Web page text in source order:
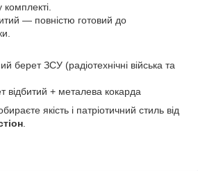
— повністю готовий до
ЗСУ (радіотехнічні війська та
відбитий + металева кокарда
якість і патріотичний стиль від